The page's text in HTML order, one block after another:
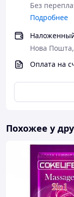
Без
Подробнее
Нова
Оплата на
Похожее у